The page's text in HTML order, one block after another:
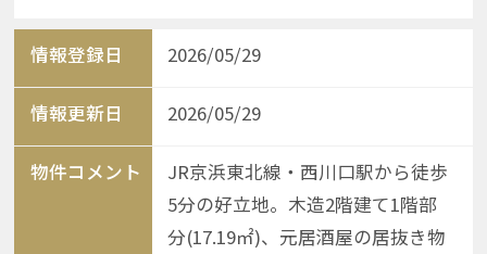
情報登録日 2026/05/29
情報更新日 2026/05/29
物件コメント
JR京浜東北線・西川口駅から徒歩
5分の好立地。木造2階建て1階部
分(17.19㎡)、元居酒屋の居抜き物